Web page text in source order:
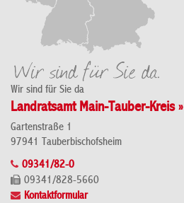
Wir sind für Sie da
Landratsamt Main-Tauber-Kreis »
Gartenstraße 1
97941 Tauberbischofsheim
09341/82-0
09341/828-5660
Kontaktformular